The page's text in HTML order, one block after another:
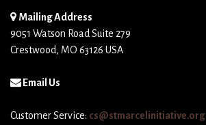
Mailing Address
9051 Watson Road Suite 279
Crestwood, MO 63126 USA
Email Us
Customer Service: cs@stmarcelinitiative.org